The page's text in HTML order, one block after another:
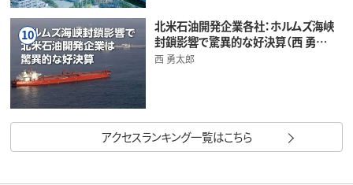
10
北米石油開発企業各社：ホルムズ海峡
封鎖影響で驚異的な好決算（西 勇…
西 勇太郎
アクセスランキング一覧はこちら